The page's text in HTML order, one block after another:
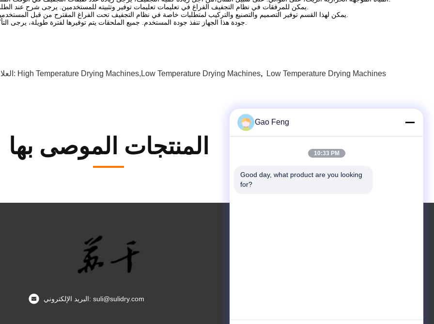
العلامات: High Temperature Drying Machines,Low Temperature Drying Machines, Low Temperature Drying Machines
المنتجات الموصى بها
البريد الإلكتروني: suli@sulidry.com
Gao Feng
10:33 PM
Good day, what product are you looking
for?